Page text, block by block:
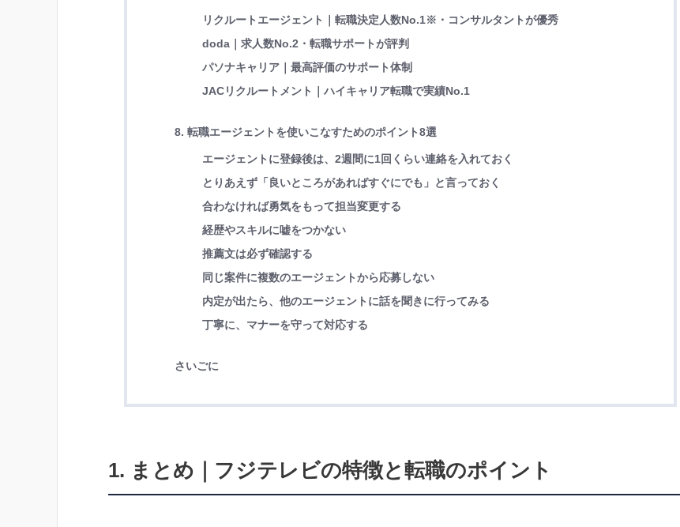
リクルートエージェント｜転職決定人数No.1※・コンサルタントが優秀
doda｜求人数No.2・転職サポートが評判
パソナキャリア｜最高評価のサポート体制
JACリクルートメント｜ハイキャリア転職で実績No.1
8. 転職エージェントを使いこなすためのポイント8選
エージェントに登録後は、2週間に1回くらい連絡を入れておく
とりあえず「良いところがあればすぐにでも」と言っておく
合わなければ勇気をもって担当変更する
経歴やスキルに嘘をつかない
推薦文は必ず確認する
同じ案件に複数のエージェントから応募しない
内定が出たら、他のエージェントに話を聞きに行ってみる
丁寧に、マナーを守って対応する
さいごに
1. まとめ｜フジテレビの特徴と転職のポイント